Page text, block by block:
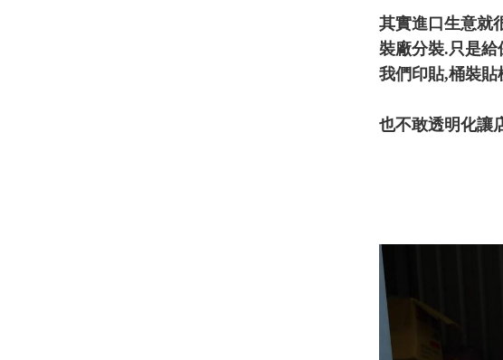
其實進口生意就
裝廠分裝.只是
我們印貼,桶裝
也不敢透明化讓